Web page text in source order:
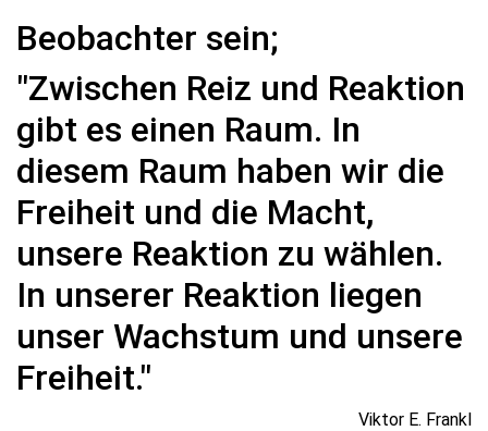
Beobachter sein;
"Zwischen Reiz und Reaktion
gibt es einen Raum. In
diesem Raum haben wir die
Freiheit und die Macht,
unsere Reaktion zu wählen.
In unserer Reaktion liegen
unser Wachstum und unsere
Freiheit."
Viktor E. Frankl